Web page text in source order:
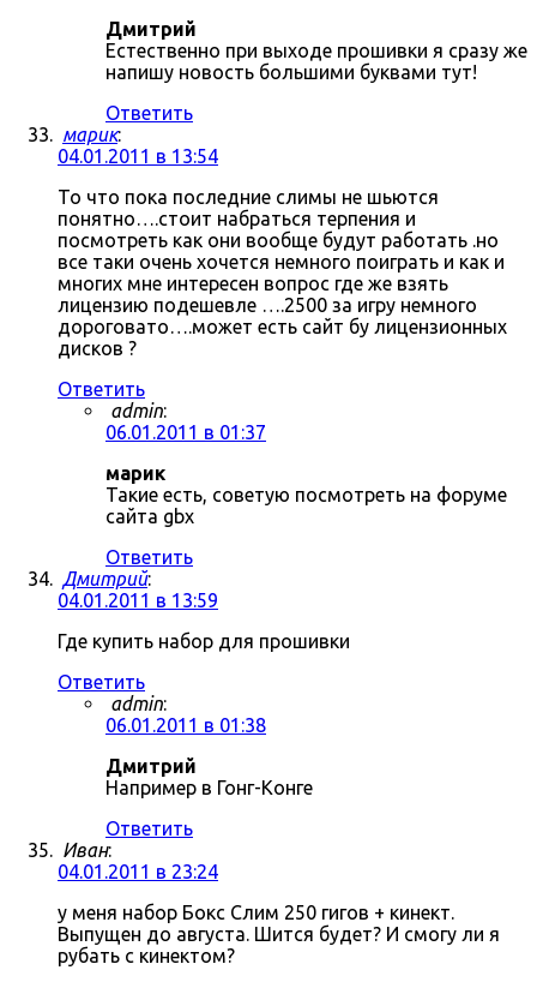
Дмитрий
Естественно при выходе прошивки я сразу же
напишу новость большими буквами тут!
Ответить
марик:
04.01.2011 в 13:54
То что пока последние слимы не шьются
понятно….стоит набраться терпения и
посмотреть как они вообще будут работать .но
все таки очень хочется немного поиграть и как и
многих мне интересен вопрос где же взять
лицензию подешевле ….2500 за игру немного
дороговато….может есть сайт бу лицензионных
дисков ?
Ответить
admin:
06.01.2011 в 01:37
марик
Такие есть, советую посмотреть на форуме
сайта gbx
Ответить
Дмитрий:
04.01.2011 в 13:59
Где купить набор для прошивки
Ответить
admin:
06.01.2011 в 01:38
Дмитрий
Например в Гонг-Конге
Ответить
Иван:
04.01.2011 в 23:24
у меня набор Бокс Слим 250 гигов + кинект.
Выпущен до августа. Шится будет? И смогу ли я
рубать с кинектом?